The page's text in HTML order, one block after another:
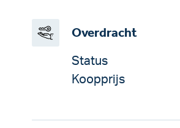
Overdracht
Status
Koopprijs